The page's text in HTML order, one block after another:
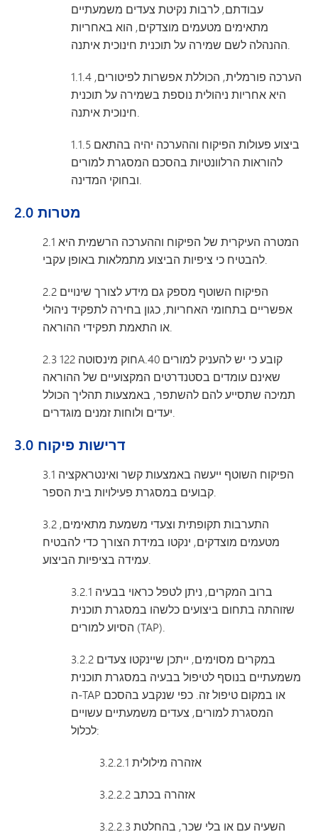
עבודתם, לרבות נקיטת צעדים משמעתיים
מתאימים מטעמים מוצדקים, הוא באחריות
ההנהלה לשם שמירה על תוכנית חינוכית איתנה.
1.1.4 הערכה פורמלית, הכוללת אפשרות לפיטורים,
היא אחריות ניהולית נוספת בשמירה על תוכנית
חינוכית איתנה.
1.1.5 ביצוע פעולות הפיקוח וההערכה יהיה בהתאם
להוראות הרלוונטיות בהסכם המסגרת למורים
ובחוקי המדינה.
2.0 מטרות
2.1 המטרה העיקרית של הפיקוח וההערכה הרשמית היא
להבטיח כי ציפיות הביצוע מתמלאות באופן עקבי.
2.2 הפיקוח השוטף מספק גם מידע לצורך שינויים
אפשריים בתחומי האחריות, כגון בחירה לתפקיד ניהולי
או התאמת תפקידי ההוראה.
2.3 חוק מינסוטה 122A.40 קובע כי יש להעניק למורים
שאינם עומדים בסטנדרטים המקצועיים של ההוראה
תמיכה שתסייע להם להשתפר, באמצעות תהליך הכולל
יעדים ולוחות זמנים מוגדרים.
3.0 דרישות פיקוח
3.1 הפיקוח השוטף ייעשה באמצעות קשר ואינטראקציה
קבועים במסגרת פעילויות בית הספר.
3.2 התערבות תקופתית וצעדי משמעת מתאימים,
מטעמים מוצדקים, ינקטו במידת הצורך כדי להבטיח
עמידה בציפיות הביצוע.
3.2.1 ברוב המקרים, ניתן לטפל כראוי בבעיה
שזוהתה בתחום ביצועים כלשהו במסגרת תוכנית
הסיוע למורים (TAP).
3.2.2 במקרים מסוימים, ייתכן שיינקטו צעדים
משמעתיים בנוסף לטיפול בבעיה במסגרת תוכנית
ה-TAP או במקום טיפול זה. כפי שנקבע בהסכם
המסגרת למורים, צעדים משמעתיים עשויים
לכלול:
3.2.2.1 אזהרה מילולית
3.2.2.2 אזהרה בכתב
3.2.2.3 השעיה עם או בלי שכר, בהחלטת